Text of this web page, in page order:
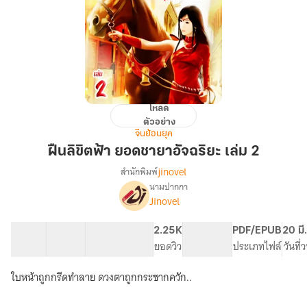
ฟ้า
อัจฉริยะ
โหลด
ตัวอย่าง
จีนย้อนยุค
ฝืนลิขิตฟ้า ยอดชายาอัจฉริยะ เล่ม 2
เรื่อง
ฝืน
ลิขิต
ฟ้า
ยอด
ชายา
อัจฉริยะ
สำนักพิมพ์jinovel
นามปากกา
Jinovel
2.25K
ยอดวิว
PDF/EPUB
ประเภทไฟล์
20 มี
วันที่
ใบหน้าถูกกรีดทำลาย ดวงตาถูกกระชากควัก..